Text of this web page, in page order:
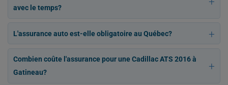
avec le temps?
L'assurance auto est-elle obligatoire au Québec?
Combien coûte l'assurance pour une Cadillac ATS 2016 à
Gatineau?